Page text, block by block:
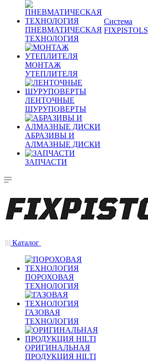
ПНЕВМАТИЧЕСКАЯ
ТЕХНОЛОГИЯ
МОНТАЖ
УТЕПЛИТЕЛЯ
ЛЕНТОЧНЫЕ
ШУРУПОВЕРТЫ
АБРАЗИВЫ И
АЛМАЗНЫЕ ДИСКИ
ЗАПЧАСТИ
Система
FIXPISTOLS
Каталог
ПОРОХОВАЯ
ТЕХНОЛОГИЯ
ГАЗОВАЯ
ТЕХНОЛОГИЯ
ОРИГИНАЛЬНАЯ
ПРОДУКЦИЯ HILTI